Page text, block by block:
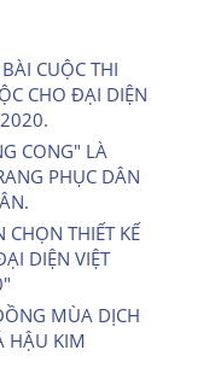
CUỘC THI
CHO ĐẠI DIỆN
CONG" LÀ
PHỤC DÂN
CHỌN THIẾT KẾ
DIỆN VIỆT
MÙA DỊCH
HẬU KIM